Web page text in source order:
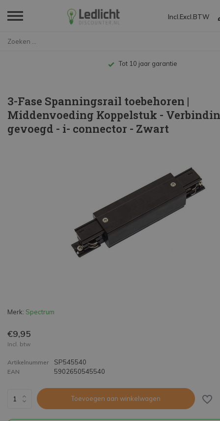
Incl. Excl. BTW
Tot 10 jaar garantie
3-Fase Spanningsrail toebehoren |
Middenvoeding Koppelstuk -
gevoegd - i- connector - Zwart
Merk: Spectrum
€9,95
Incl. btw
Artikelnummer SP545540
EAN 5902650545540
Toevoegen aan winkelwagen